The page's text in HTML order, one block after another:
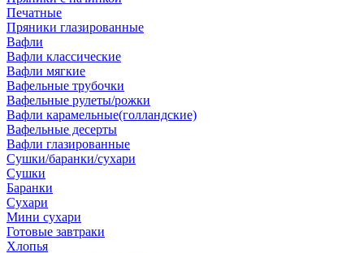
Печатные
Пряники глазированные
Вафли
Вафли классические
Вафли мягкие
Вафельные трубочки
Вафельные рулеты/рожки
Вафли карамельные(голландские)
Вафельные десерты
Вафли глазированные
Сушки/баранки/сухари
Сушки
Баранки
Сухари
Мини сухари
Готовые завтраки
Хлопья